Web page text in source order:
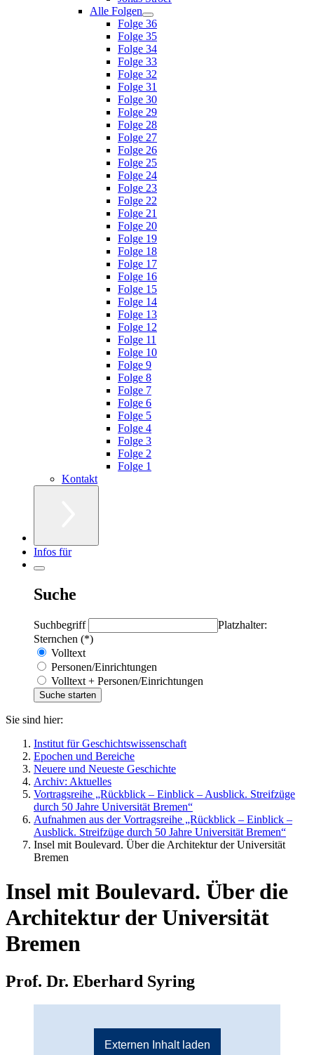
Alle Folgen
Folge 36
Folge 35
Folge 34
Folge 33
Folge 32
Folge 31
Folge 30
Folge 29
Folge 28
Folge 27
Folge 26
Folge 25
Folge 24
Folge 23
Folge 22
Folge 21
Folge 20
Folge 19
Folge 18
Folge 17
Folge 16
Folge 15
Folge 14
Folge 13
Folge 12
Folge 11
Folge 10
Folge 9
Folge 8
Folge 7
Folge 6
Folge 5
Folge 4
Folge 3
Folge 2
Folge 1
Kontakt
Infos für
Suche
Suchbegriff
Platzhalter:
Sternchen (*)
Volltext
Personen/Einrichtungen
Volltext + Personen/Einrichtungen
Sie sind hier:
Institut für Geschichtswissenschaft
Epochen und Bereiche
Neuere und Neueste Geschichte
Archiv: Aktuelles
Vortragsreihe „Rückblick – Einblick – Ausblick. Streifzüge
durch 50 Jahre Universität Bremen“
Aufnahmen aus der Vortragsreihe „Rückblick – Einblick –
Ausblick. Streifzüge durch 50 Jahre Universität Bremen“
Insel mit Boulevard. Über die Architektur der Universität
Bremen
Insel mit Boulevard. Über die
Architektur der Universität
Bremen
Prof. Dr. Eberhard Syring
Externen Inhalt laden